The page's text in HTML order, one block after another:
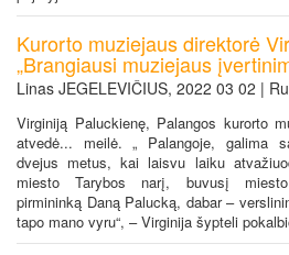
Kurorto muziejaus direktorė
„Brangiausi muziejaus
Linas JEGELEVIČIUS, 2022 03 02 |
Virginiją Paluckienę, Palangos kurorto
atvedė... meilė. „ Palangoje, galima
dvejus metus, kai laisvu laiku
miesto Tarybos narį, buvusį miesto
pirmininką Daną Palucką, dabar –
tapo mano vyru“, – Virginija šypteli